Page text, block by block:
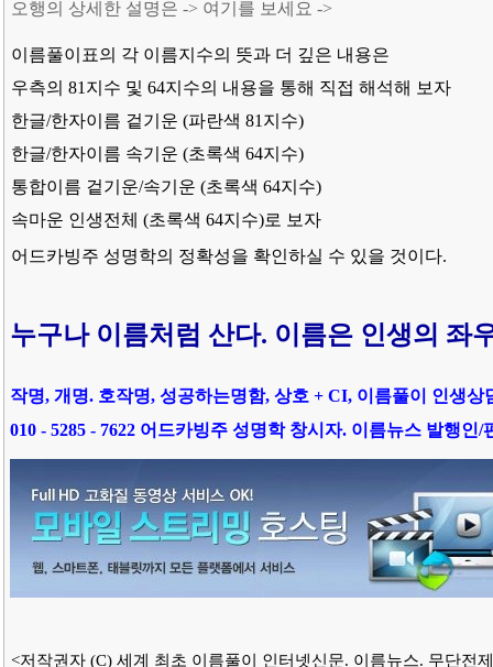
오행의 상세한 설명은 -> 여기를 보세요 ->
이름풀이표의 각 이름지수의 뜻과 더 깊은 내용은
우측의 81지수 및 64지수의 내용을 통해 직접 해석해 보자
한글/한자이름 겉기운 (파란색81지수)
한글/한자이름 속기운 (초록색64지수)
통합이름 겉기운/속기운 (초록색64지수)
속마운 인생전체 (초록색64지수)로 보자
어드카빙주 성명학의 정확성을 확인하실 수 있을 것이다.
누구나 이름처럼 산다. 이름은 인생의 좌
작명, 개명. 호작명, 성공하는명함, 상호 + CI, 이름풀이 인생상
010 - 5285 - 7622 어드카빙주 성명학 창시자. 이름뉴스 발행인/
<저작권자 (C) 세계 최초 이름풀이 인터넷신문. 이름뉴스. 무단전